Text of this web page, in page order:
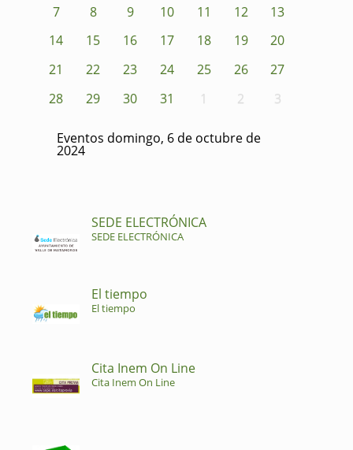
7
8 9 10 11 12
13
14
15 16 17 18 19
20
21
22 23 24 25 26
27
28
29 30 31 1 2 3
Eventos domingo, 6 de octubre de
2024
SEDE ELECTRÓNICA
SEDE ELECTRÓNICA
El tiempo
El tiempo
Cita Inem On Line
Cita Inem On Line